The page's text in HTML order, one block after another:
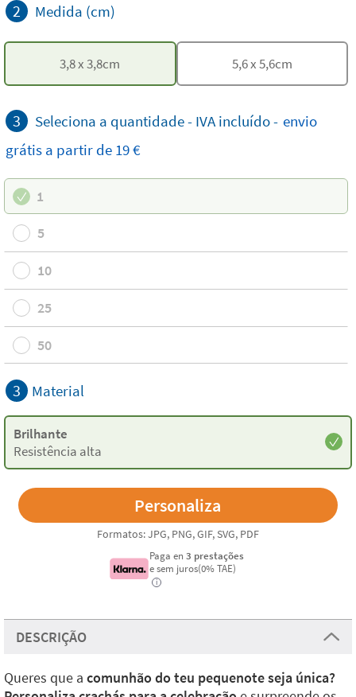
2 Medida (cm)
3,8x3,8cm 5,6x5,6cm
3 Seleciona a quantidade - IVA incluído - envio
grátis a partir de 19 €
1
5
10
25
50
3 Material
Brilhante
Resistência alta
Formatos: JPG, PNG, GIF, SVG, PDF
Paga en3 prestações
e sem juros(0% TAE)
i
DESCRIÇÃO
Queres que a comunhão do teu pequenote seja única?